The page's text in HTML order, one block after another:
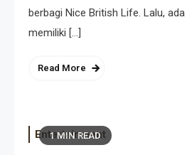
berbagi Nice British Life. Lalu,
memiliki […]
Read More
1 MIN READ
Entertainment